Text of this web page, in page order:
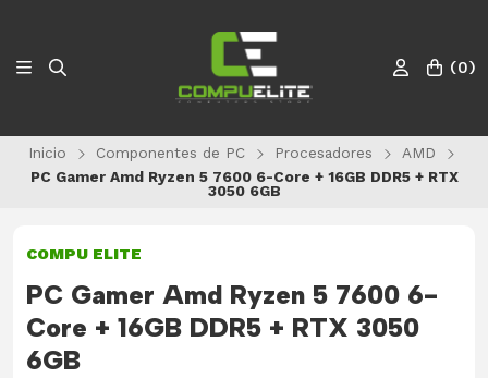
(0)
Inicio Componentes de PC Procesadores
AMD
PC Gamer Amd Ryzen 5 7600 6-Core + 16GB DDR5 + RTX
3050 6GB
COMPU ELITE
PC Gamer Amd Ryzen 5 7600 6-
Core + 16GB DDR5 + RTX 3050
6GB